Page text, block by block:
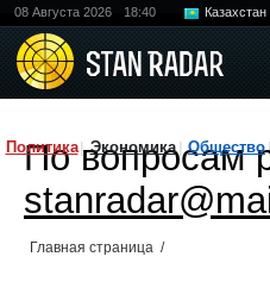
08 Августа 2026 18:40 Казахстан
Политика Экономика Общество
По вопросам
Главная страница /